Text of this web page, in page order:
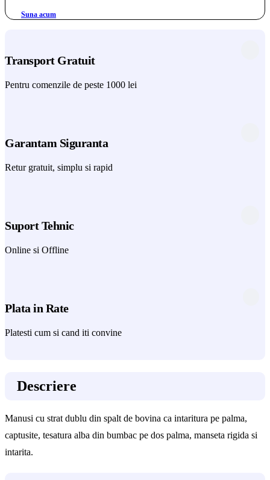
Suna acum
Transport Gratuit
Pentru comenzile de peste 1000 lei
Garantam Siguranta
Retur gratuit, simplu si rapid
Suport Tehnic
Online si Offline
Plata in Rate
Platesti cum si cand iti convine
Descriere
Manusi cu strat dublu din spalt de bovina ca intaritura pe palma,
captusite, tesatura alba din bumbac pe dos palma, manseta rigida si
intarita.